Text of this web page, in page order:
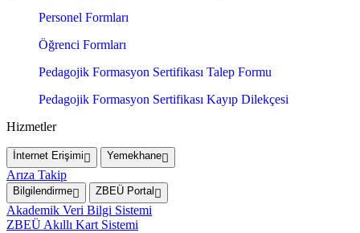
Personel Formları
Öğrenci Formları
Pedagojik Formasyon Sertifikası Talep Formu
Pedagojik Formasyon Sertifikası Kayıp Dilekçesi
Hizmetler
İnternet Erişimi Yemekhane
Arıza Takip
Bilgilendirme ZBEÜ Portal
Akademik Veri Bilgi Sistemi
ZBEÜ Akıllı Kart Sistemi